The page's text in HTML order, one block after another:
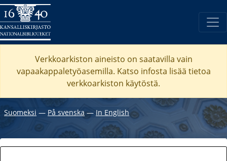
Verkkoarkiston aineisto on saatavilla vain
vapaakappaletyöasemilla. Katso infosta lisää tietoa
verkkoarkiston käytöstä.
Suomeksi ― På svenska― In English